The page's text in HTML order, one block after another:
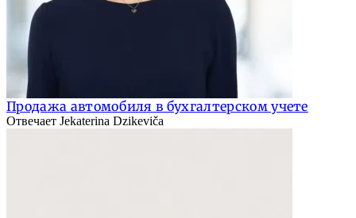
Продажа автомобиля в бухгалтерском учете
Отвечает Jekaterina Dzikeviča